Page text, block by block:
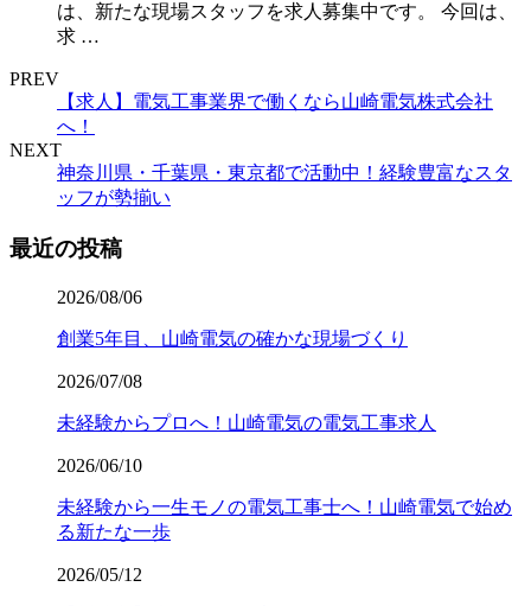
は、新たな現場スタッフを求人募集中です。 今回は、
求 …
PREV
【求人】電気工事業界で働くなら山崎電気株式会社
へ！
NEXT
神奈川県・千葉県・東京都で活動中！経験豊富なスタ
ッフが勢揃い
最近の投稿
2026/08/06
創業5年目、山崎電気の確かな現場づくり
2026/07/08
未経験からプロへ！山崎電気の電気工事求人
2026/06/10
未経験から一生モノの電気工事士へ！山崎電気で始め
る新たな一歩
2026/05/12